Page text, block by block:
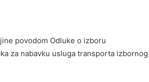
povodom Odluke o izboru
za nabavku usluga transporta izbornog